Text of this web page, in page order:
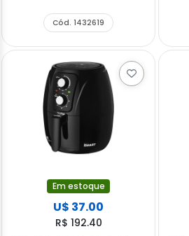
Cód. 1432619
Em estoque
U$ 37.00
R$ 192.40